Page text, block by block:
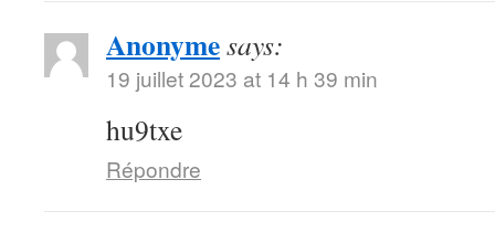
Anonymesays:
19 juillet 2023 at 14 h 39 min
hu9txe
Répondre